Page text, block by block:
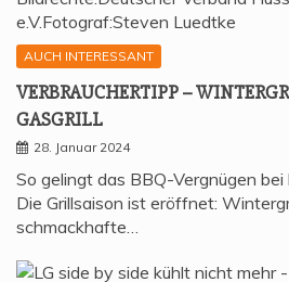
AUCH INTERESSANT
VER­BRAU­CHER­TIPP –
GASGRILL
28. Januar 2024
So gelingt das BBQ-Vergnügen
Die Grillsaison ist eröffnet:
schmackhafte…